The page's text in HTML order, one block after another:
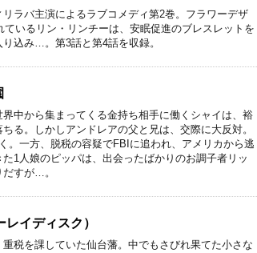
リラバ主演によるラブコメディ第2巻。フラワーデザ
いるリン・リンチーは、安眠促進のブレスレットを
込み…。第3話と第4話を収録。
中から集まってくる金持ち相手に働くシャイは、裕
る。しかしアンドレアの父と兄は、交際に大反対。
。一方、脱税の容疑でFBIに追われ、アメリカから逃
1人娘のピッパは、出会ったばかりのお調子者リッ
すが…。
イディスク）
税を課していた仙台藩。中でもさびれ果てた小さな